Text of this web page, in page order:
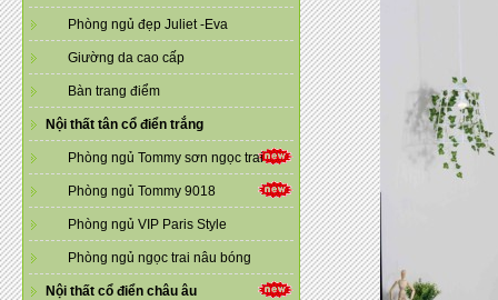
Phòng ngủ đẹp Juliet -Eva
Giường da cao cấp
Bàn trang điểm
Nội thất tân cổ điển trắng
Phòng ngủ Tommy sơn ngọc trai
Phòng ngủ Tommy 9018
Phòng ngủ VIP Paris Style
Phòng ngủ ngọc trai nâu bóng
Nội thất cổ điển châu âu